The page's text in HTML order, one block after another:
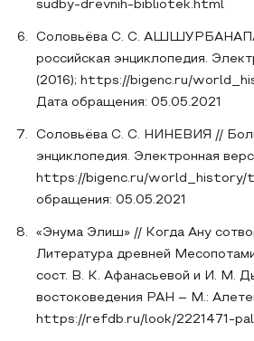
sudby-drevnih-bibliotek.html
Соловьёва С. С.
российская энциклопедия.
(2016); https://bigenc.ru/
Дата обращения: 05.05.2021
Соловьёва С. С. НИНЕВИЯ //
энциклопедия. Электронная
https://bigenc.ru/world_history/
обращения: 05.05.2021
«Энума Элиш» // Когда Ану
Литература древней
сост. В. К. Афанасьевой и И. М.
востоковедения РАН – М.:
https://refdb.ru/look/2221471-